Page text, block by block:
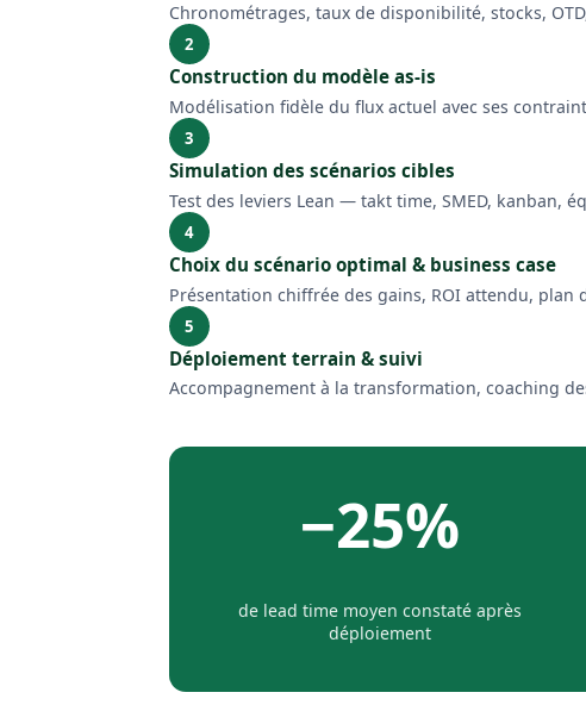
Chronométrages, taux de disponibilité, stocks,
2
Construction du modèle as-is
Modélisation fidèle du flux actuel avec ses
3
Simulation des scénarios cibles
Test des leviers Lean — takt time, SMED, kanban,
4
Choix du scénario optimal & business case
Présentation chiffrée des gains, ROI attendu,
5
Déploiement terrain & suivi
Accompagnement à la transformation, coaching
−25%
de lead time moyen constaté après
déploiement